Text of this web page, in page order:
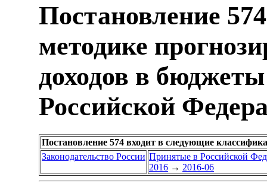
Постановление
методике
доходов в
Российской
Постановление 574 входит в следующие
Законодательство России Принятые в Российской
2016 → 2016-06